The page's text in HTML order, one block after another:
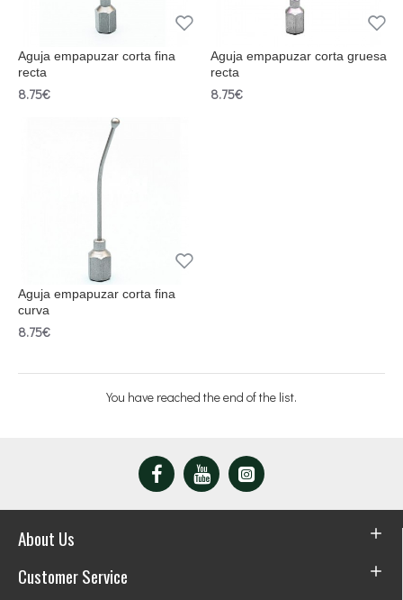
Aguja empapuzar corta fina
recta
8.75€
Aguja empapuzar corta gruesa
recta
8.75€
Aguja empapuzar corta fina
curva
8.75€
You have reached the end of the list.
About Us
Customer Service